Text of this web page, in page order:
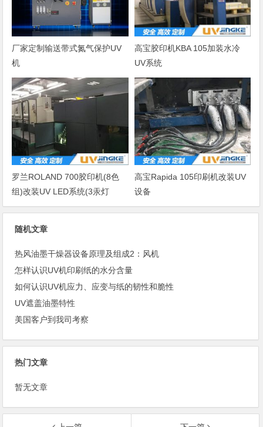
厂家定制输送带式氮气保护UV
机
高宝胶印机KBA 105加装水冷
UV系统
罗兰ROLAND 700胶印机(8色
组)改装UV LED系统(3汞灯
+3LED)
高宝Rapida 105印刷机改装UV
设备
随机文章
热风油墨干燥器设备原理及组成2：风机
怎样认识UV机印刷纸的水分含量
如何认识UV机应力、应变与纸的韧性和脆性
UV遮盖油墨特性
美国客户到我司考察
热门文章
暂无文章